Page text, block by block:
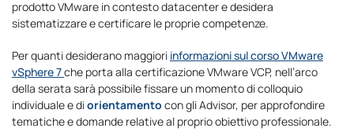
prodotto VMware in contesto datacenter e desidera
sistematizzare e certificare le proprie competenze.
Per quanti desiderano maggiori informazioni sul corso VMware
vSphere 7che porta alla certificazione VMware VCP, nell’arco
della serata sarà possibile fissare un momento di colloquio
individuale e diorientamento con gli Advisor, per approfondire
tematiche e domande relative al proprio obiettivo professionale.